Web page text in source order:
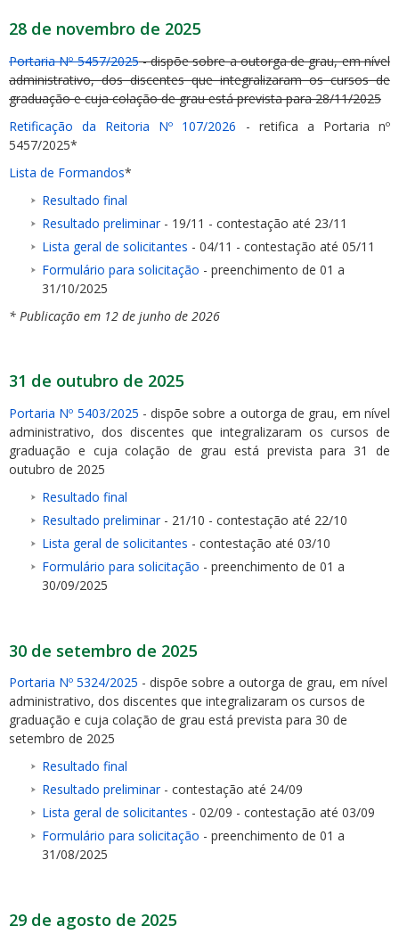
28 de novembro de 2025
Portaria Nº 5457/2025- dispõe sobre a outorga de grau, em nível
administrativo, dos discentes que integralizaram os cursos de
graduação e cuja colação de grau está prevista para 28/11/2025
Retificação da Reitoria Nº 107/2026 - retifica a Portaria nº
5457/2025*
Lista de Formandos*
Resultado final
Resultado preliminar- 19/11 - contestação até 23/11
Lista geral de solicitantes - 04/11 - contestação até 05/11
Formulário para solicitação - preenchimento de 01 a
31/10/2025
* Publicação em 12 de junho de 2026
31 de outubro de 2025
Portaria Nº 5403/2025 - dispõe sobre a outorga de grau, em nível
administrativo, dos discentes que integralizaram os cursos de
graduação e cuja colação de grau está prevista para 31 de
outubro de 2025
Resultado final
Resultado preliminar- 21/10 - contestação até 22/10
Lista geral de solicitantes - contestação até 03/10
Formulário para solicitação - preenchimento de 01 a
30/09/2025
30 de setembro de 2025
Portaria Nº 5324/2025 - dispõe sobre a outorga de grau, em nível
administrativo, dos discentes que integralizaram os cursos de
graduação e cuja colação de grau está prevista para 30 de
setembro de 2025
Resultado final
Resultado preliminar- contestação até 24/09
Lista geral de solicitantes - 02/09 - contestação até 03/09
Formulário para solicitação - preenchimento de 01 a
31/08/2025
29 de agosto de 2025